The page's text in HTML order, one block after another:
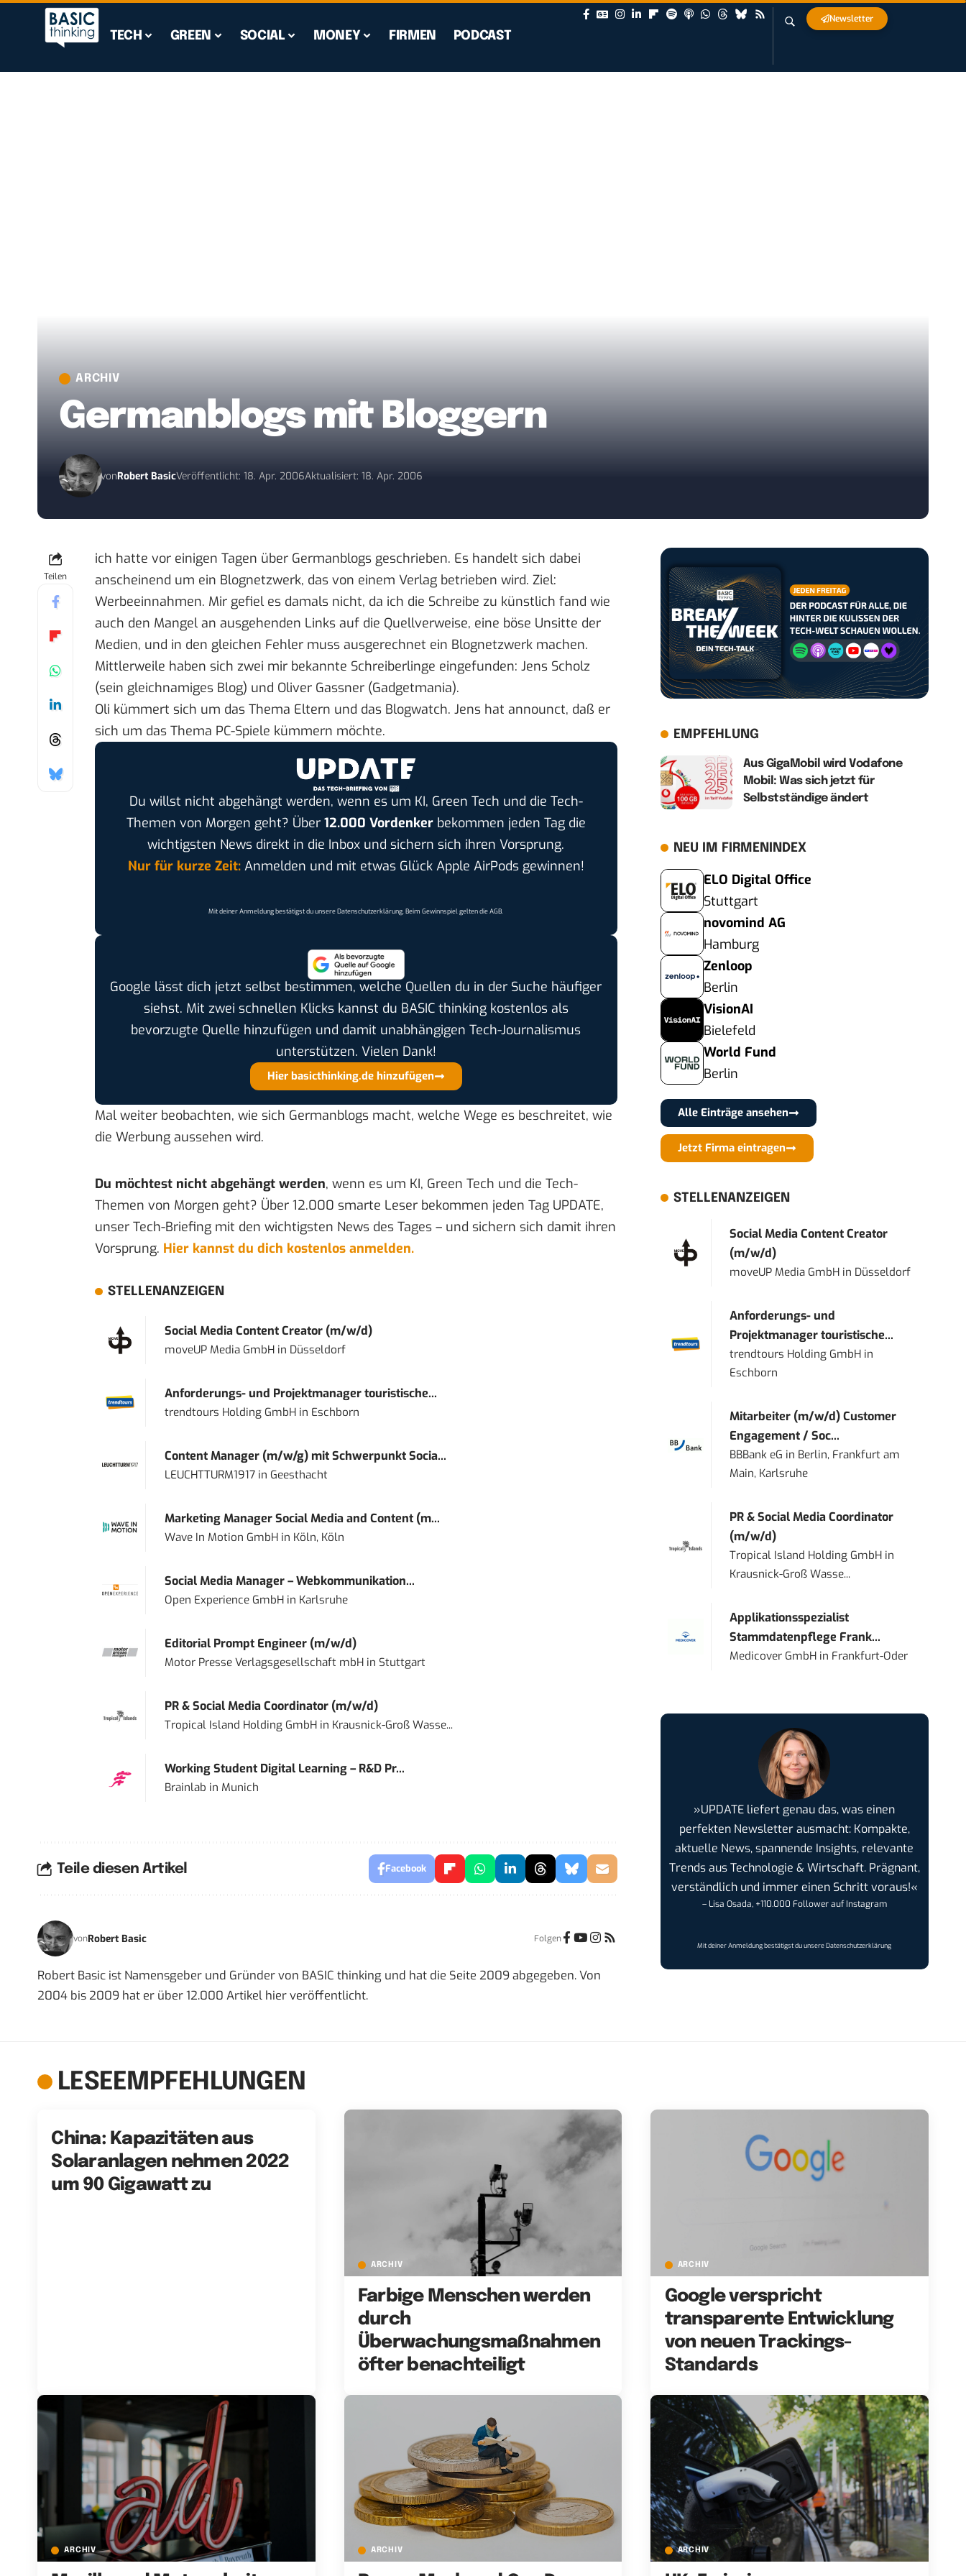
TECH GREEN SOCIAL MONEY FIRMEN PODCAST
Newsletter
ARCHIV
Germanblogs mit Bloggern
vonRobert BasicVeröffentlicht: 18. Apr. 2006Aktualisiert: 18. Apr. 2006
Teilen
ich hatte vor einigen Tagen über Germanblogs geschrieben. Es handelt sich dabei
anscheinend um ein Blognetzwerk, das von einem Verlag betrieben wird. Ziel:
Werbeeinnahmen. Mir gefiel es damals nicht, da ich die Schreibe zu künstlich fand wie
auch den Mangel an ausgehenden Links auf die Quellverweise, eine böse Unsitte der
Medien, und in den gleichen Fehler muss ausgerechnet ein Blognetzwerk machen.
Mittlerweile haben sich zwei mir bekannte Schreiberlinge eingefunden: Jens Scholz
(sein gleichnamiges Blog) und Oliver Gassner (Gadgetmania).
Oli kümmert sich um das Thema Eltern und das Blogwatch. Jens hat announct, daß er
sich um das Thema PC-Spiele kümmern möchte.
Du willst nicht abgehängt werden, wenn es um KI, Green Tech und die Tech-
Themen von Morgen geht? Über 12.000 Vordenkerbekommen jeden Tag die
wichtigsten News direkt in die Inbox und sichern sich ihren Vorsprung.
Nur für kurze Zeit:Anmelden und mit etwas Glück Apple AirPods gewinnen!
Mit deiner Anmeldung bestätigst du unsereDatenschutzerklärung. Beim Gewinnspiel gelten dieAGB.
Google lässt dich jetzt selbst bestimmen, welche Quellen du in der Suche häufiger
siehst. Mit zwei schnellen Klicks kannst du BASIC thinking kostenlos als
bevorzugte Quelle hinzufügen und damit unabhängigen Tech-Journalismus
unterstützen. Vielen Dank!
Hier basicthinking.de hinzufügen
Mal weiter beobachten, wie sich Germanblogs macht, welche Wege es beschreitet, wie
die Werbung aussehen wird.
Du möchtest nicht abgehängt werden, wenn es um KI, Green Tech und die Tech-
Themen von Morgen geht? Über 12.000 smarte Leser bekommen jeden Tag UPDATE,
unser Tech-Briefing mit den wichtigsten News des Tages – und sichern sich damit ihren
Vorsprung. Hier kannst du dich kostenlos anmelden.
STELLENANZEIGEN
Social Media Content Creator (m/w/d)
moveUP Media GmbHin Düsseldorf
Anforderungs- und Projektmanager touristische...
trendtours Holding GmbHin Eschborn
Content Manager (m/w/g) mit Schwerpunkt Socia...
LEUCHTTURM1917in Geesthacht
Marketing Manager Social Media and Content (m...
Wave In Motion GmbHin Köln, Köln
Social Media Manager – Webkommunikation...
Open Experience GmbHin Karlsruhe
Editorial Prompt Engineer (m/w/d)
Motor Presse Verlagsgesellschaft mbHin Stuttgart
PR & Social Media Coordinator (m/w/d)
Tropical Island Holding GmbHin Krausnick-Groß Wasse...
Working Student Digital Learning – R&D Pr...
Brainlab in Munich
Teile diesen Artikel Facebook
vonRobert Basic Folgen
Robert Basic ist Namensgeber und Gründer von BASIC thinking und hat die Seite 2009 abgegeben. Von
2004 bis 2009 hat er über 12.000 Artikel hier veröffentlicht.
EMPFEHLUNG
Aus GigaMobil wird Vodafone
Mobil: Was sich jetzt für
Selbstständige ändert
NEU IM FIRMENINDEX
ELO Digital Office
Stuttgart
novomind AG
Hamburg
Zenloop
Berlin
VisionAI
Bielefeld
World Fund
Berlin
Alle Einträge ansehen
Jetzt Firma eintragen
STELLENANZEIGEN
Social Media Content Creator
(m/w/d)
moveUP Media GmbH in Düsseldorf
Anforderungs- und
Projektmanager touristische...
trendtours Holding GmbH in
Eschborn
Mitarbeiter (m/w/d) Customer
Engagement / Soc...
BBBank eG in Berlin, Frankfurt am
Main, Karlsruhe
PR & Social Media Coordinator
(m/w/d)
Tropical Island Holding GmbH in
Krausnick-Groß Wasse...
Applikationsspezialist
Stammdatenpflege Frank...
Medicover GmbH in Frankfurt-Oder
»UPDATE liefert genau das, was einen
perfekten Newsletter ausmacht: Kompakte,
aktuelle News, spannende Insights, relevante
Trends aus Technologie & Wirtschaft. Prägnant,
verständlich und immer einen Schritt voraus!«
– Lisa Osada, +110.000 Follower auf Instagram
Mit deiner Anmeldung bestätigst du unsereDatenschutzerklärung
LESEEMPFEHLUNGEN
China: Kapazitäten aus
Solaranlagen nehmen 2022
um 90 Gigawatt zu
ARCHIV
Farbige Menschen werden
durch
Überwachungsmaßnahmen
öfter benachteiligt
ARCHIV
Google verspricht
transparente Entwicklung
von neuen Trackings-
Standards
ARCHIV ARCHIV ARCHIV